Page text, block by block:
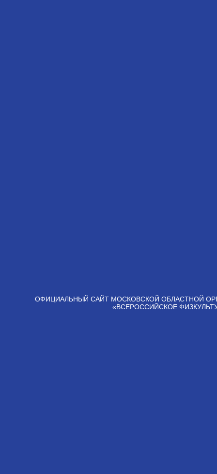
ОФИЦИАЛЬНЫЙ САЙТ МОСКОВСКОЙ ОБЛАСТНОЙ
«ВСЕРОССИЙСКОЕ